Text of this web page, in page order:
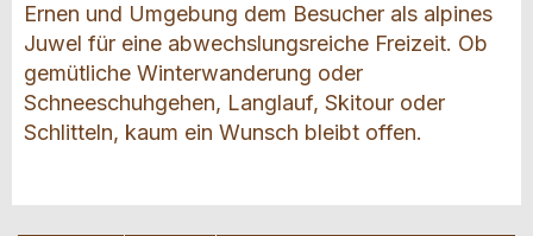
Ernen und Umgebung dem Besucher als alpines
Juwel für eine abwechslungsreiche Freizeit. Ob
gemütliche Winterwanderung oder
Schneeschuhgehen, Langlauf, Skitour oder
Schlitteln, kaum ein Wunsch bleibt offen.